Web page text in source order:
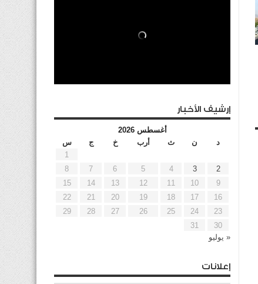
إرشيف الأخبار
أغسطس 2026
د
ن ث أرب خ ج
س
1
2
3
4
5
6
7
8
9
10
11
12
13
14
15
16
17
18
19
20
21
22
23
24
25
26
27
28
29
30
31
« يوليو
إعلانات